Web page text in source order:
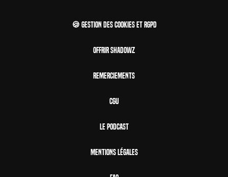
🍪 Gestion des cookies et RGPD
Offrir Shadowz
Remerciements
CGU
Le Podcast
Mentions Légales